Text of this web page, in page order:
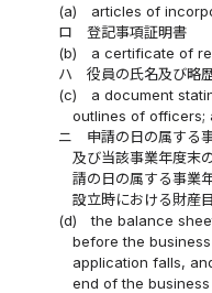
(a)
articles of
ロ
登記事項証明書
(b)
a certificate of
ハ
役員の氏名及び略
(c)
a document
outlines of officers;
ニ
申請の日の属する
及び当該事業年度末
請の日の属する事業
設立時における財産目
(d)
the balance
before the
application falls,
end of the